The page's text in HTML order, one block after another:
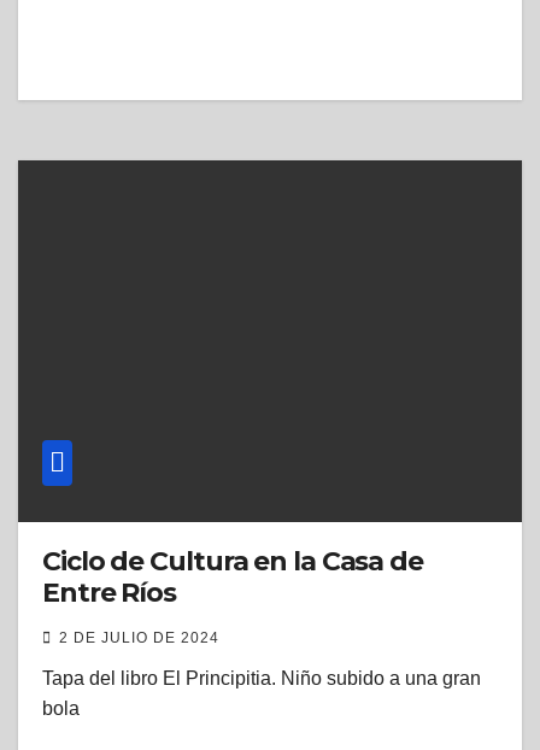
Ciclo de Cultura en la Casa de
Entre Ríos
2 DE JULIO DE 2024
Tapa del libro El Principitia. Niño subido a una gran
bola